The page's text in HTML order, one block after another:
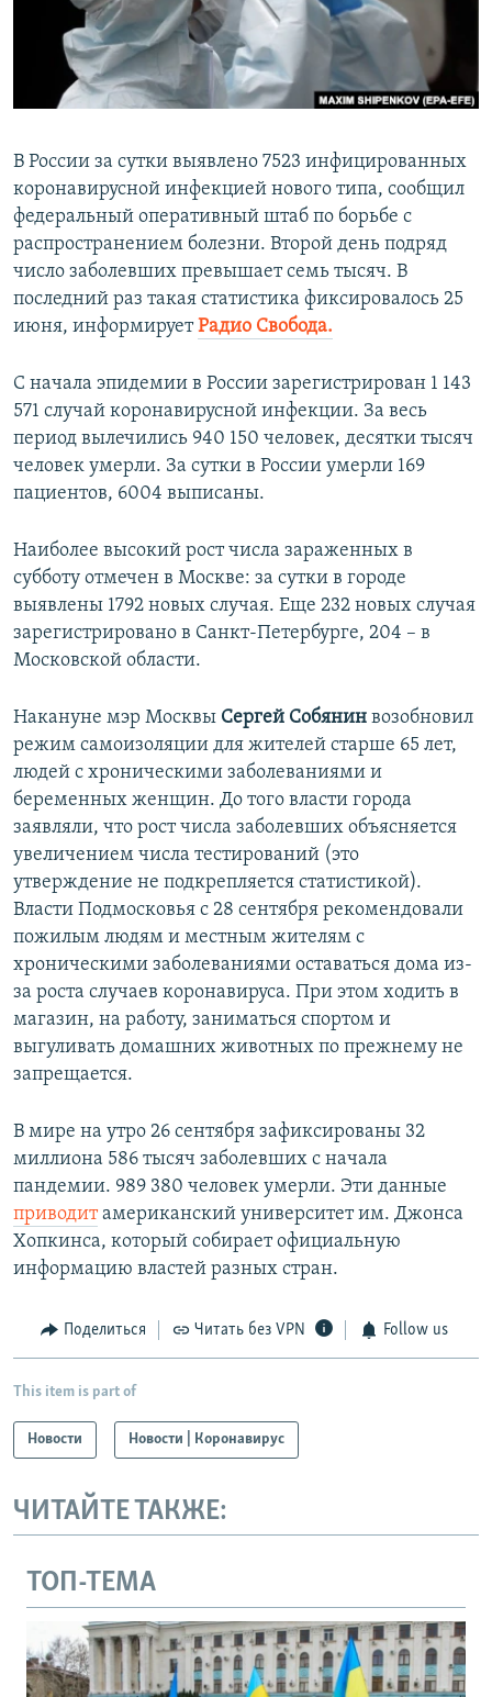
ПОБЕДИТЕЛЕЙ НЕ СУДЯТ?
КРЫМ.НЕПОКОРЕННЫЙ
ELIFBE
ПРИСОЕДИНЯЙТЕСЬ!
Все сайты RFE/RL
В России за сутки выявлено 7523 инфицированных
коронавирусной инфекцией нового типа, сообщил
федеральный оперативный штаб по борьбе с
распространением болезни. Второй день подряд
число заболевших превышает семь тысяч. В
последний раз такая статистика фиксировалось 25
июня, информируетРадио Свобода.
C начала эпидемии в России зарегистрирован 1 143
571 случай коронавирусной инфекции. За весь
период вылечились 940 150 человек, десятки тысяч
человек умерли. За сутки в России умерли 169
пациентов, 6004 выписаны.
Наиболее высокий рост числа зараженных в
субботу отмечен в Москве: за сутки в городе
выявлены 1792 новых случая. Еще 232 новых случая
зарегистрировано в Санкт-Петербурге, 204 – в
Московской области.
Накануне мэр Москвы Сергей Собянин возобновил
режим самоизоляции для жителей старше 65 лет,
людей с хроническими заболеваниями и
беременных женщин. До того власти города
заявляли, что рост числа заболевших объясняется
увеличением числа тестирований (это
утверждение не подкрепляется статистикой).
Власти Подмосковья с 28 сентября рекомендовали
пожилым людям и местным жителям с
хроническими заболеваниями оставаться дома из-
за роста случаев коронавируса. При этом ходить в
магазин, на работу, заниматься спортом и
выгуливать домашних животных по прежнему не
запрещается.
В мире на утро 26 сентября зафиксированы 32
миллиона 586 тысяч заболевших с начала
пандемии. 989 380 человек умерли. Эти данные
приводитамериканский университет им. Джонса
Хопкинса, который собирает официальную
информацию властей разных стран.
Поделиться Читать без VPN Follow us
This item is part of
Новости Новости | Коронавирус
ЧИТАЙТЕ ТАКЖЕ:
ТОП-ТЕМА